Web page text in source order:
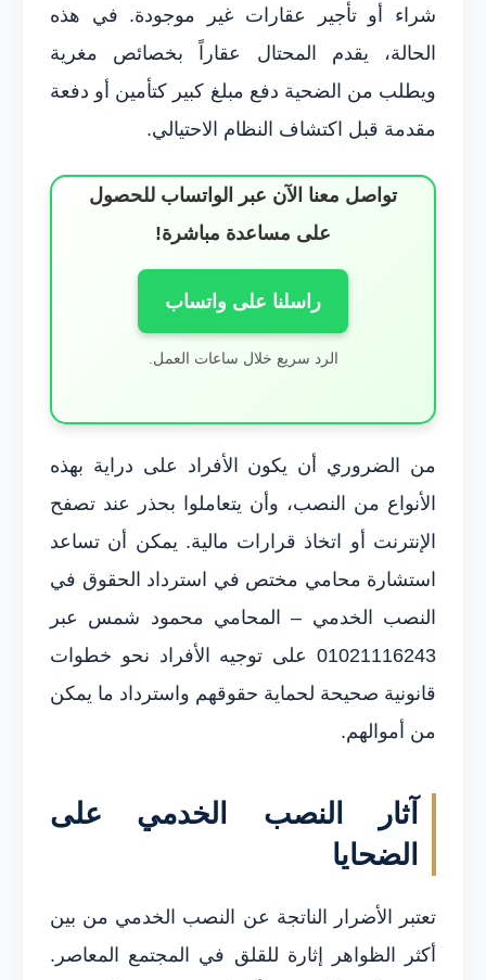
شراء أو تأجير عقارات غير موجودة. في هذه
الحالة، يقدم المحتال عقاراً بخصائص مغرية
ويطلب من الضحية دفع مبلغ كبير كتأمين أو دفعة
مقدمة قبل اكتشاف النظام الاحتيالي.
تواصل معنا الآن عبر الواتساب للحصول
على مساعدة مباشرة!
راسلنا على واتساب
الرد سريع خلال ساعات العمل.
من الضروري أن يكون الأفراد على دراية بهذه
الأنواع من النصب، وأن يتعاملوا بحذر عند تصفح
الإنترنت أو اتخاذ قرارات مالية. يمكن أن تساعد
استشارة محامي مختص في استرداد الحقوق في
النصب الخدمي – المحامي محمود شمس عبر
01021116243 على توجيه الأفراد نحو خطوات
قانونية صحيحة لحماية حقوقهم واسترداد ما يمكن
من أموالهم.
آثار النصب الخدمي على
الضحايا
تعتبر الأضرار الناتجة عن النصب الخدمي من بين
أكثر الظواهر إثارة للقلق في المجتمع المعاصر.